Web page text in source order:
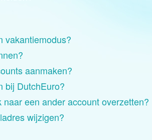
vakantiemodus?
aanmaken?
bij DutchEuro?
een ander account overzetten?
wijzigen?